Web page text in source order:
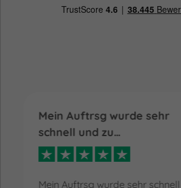
Mein Auftrsg wurde sehr
schnell und zu…
Mein Auftrsg wurde sehr schnell